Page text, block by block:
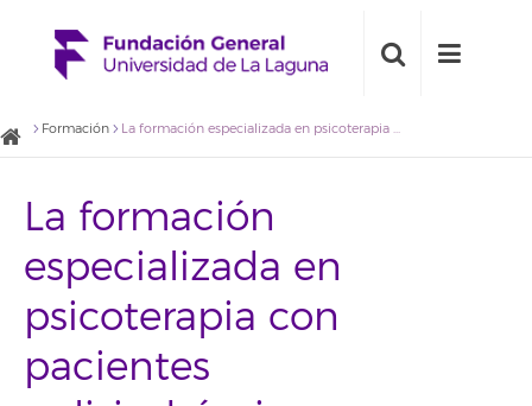
Formación La formación especializada en psicoterapia con pacientes polisindrómicos abre su periodo de inscripción
La formación
especializada en
psicoterapia con
pacientes